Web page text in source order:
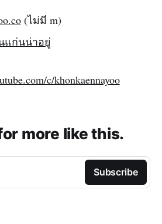
(ไม่มี m)
แก่นน่าอยู่
c/khonkaennayoo
more like this.
Subscribe